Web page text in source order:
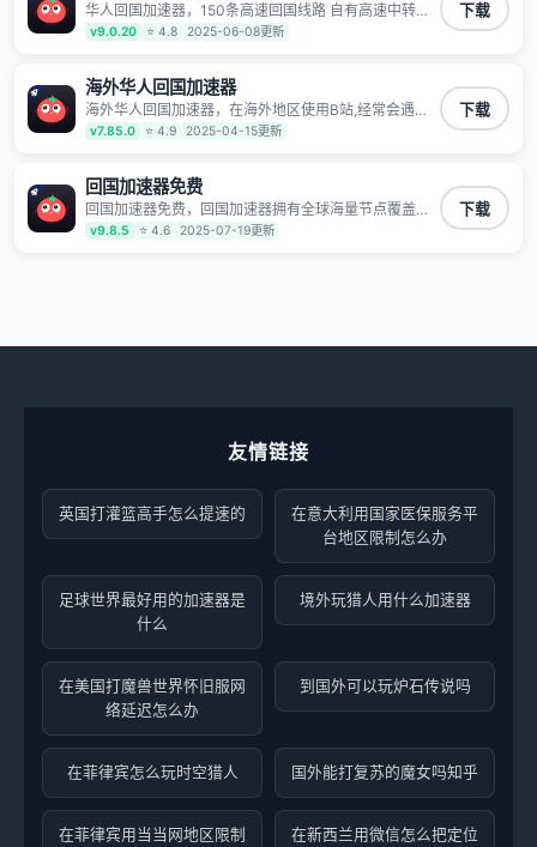
华人回国加速器，150条高速回国线路 自有高速中转节
点 无需注册 一键连接 提供高速线路 应用内直达视频音
乐app,快人一步 应用模式 App互不干扰 不间断的隐私保
止第三方对数据进行窃取和监听
v9.0.20 ⭐ 4.8 2025-06-08更新
下载
海外华人回国加速器
海外华人回国加速器，在海外地区使用B站,经常会遇到B
站地区版权限制/网络IP屏蔽,缓冲卡顿等问题,使用我们
的哔哩哔哩专用回国VPN,可加速解决各类网络问题,一键
服7*24小时服务。
v7.85.0 ⭐ 4.9 2025-04-15更新
下载
回国加速器免费
回国加速器免费，回国加速器拥有全球海量节点覆盖，
运营商专线不卡顿超稳定，专为海外华人和留学生打
造，帮助海外华人免除地域限制，随时高速稳定低延迟
v9.8.5 ⭐ 4.6 2025-07-19更新
下载
友情链接
英国打灌篮高手怎么提速的
在意大利用国家医保服务平
台地区限制怎么办
足球世界最好用的加速器是
什么
境外玩猎人用什么加速器
在美国打魔兽世界怀旧服网
络延迟怎么办
到国外可以玩炉石传说吗
在菲律宾怎么玩时空猎人 国外能打复苏的魔女吗知乎
在菲律宾用当当网地区限制 在新西兰用微信怎么把定位